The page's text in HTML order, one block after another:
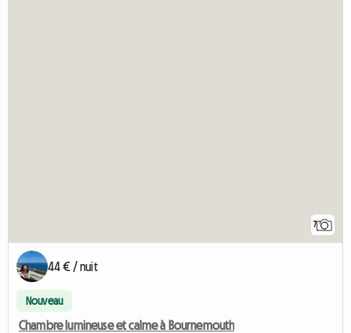
7
44 € / nuit
Nouveau
Chambre lumineuse et calme à Bournemouth